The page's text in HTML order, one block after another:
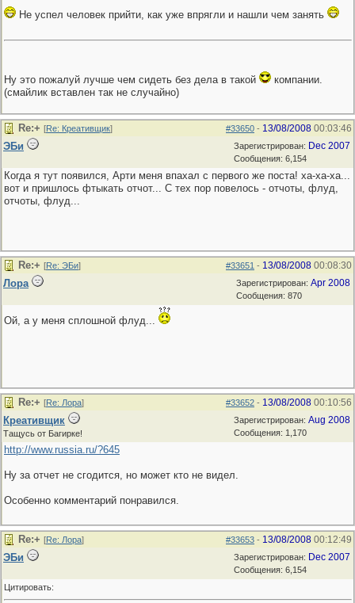
Не успел человек прийти, как уже впрягли и нашли чем занять
Ну это пожалуй лучше чем сидеть без дела в такой
компании.
(смайлик вставлен так не случайно)
#33650 - 13/08/2008 00:03:46
Re:+ [Re: Креативщик]
Зарегистрирован: Dec 2007
Сообщения: 6,154
ЭБи
Когда я тут появился, Арти меня впахал с первого же поста! ха-ха-ха...
вот и пришлось фтыкать отчот... С тех пор повелось - отчоты, флуд,
отчоты, флуд...
#33651 - 13/08/2008 00:08:30
Re:+ [Re: ЭБи]
Зарегистрирован: Apr 2008
Сообщения: 870
Лора
Ой, а у меня сплошной флуд...
#33652 - 13/08/2008 00:10:56
Re:+ [Re: Лора]
Зарегистрирован: Aug 2008
Сообщения: 1,170
Креативщик
Тащусь от Багирке!
http://www.russia.ru/?645
Ну за отчет не сгодится, но может кто не видел.
Особенно комментарий понравился.
#33653 - 13/08/2008 00:12:49
Re:+ [Re: Лора]
Зарегистрирован: Dec 2007
Сообщения: 6,154
ЭБи
Цитировать: